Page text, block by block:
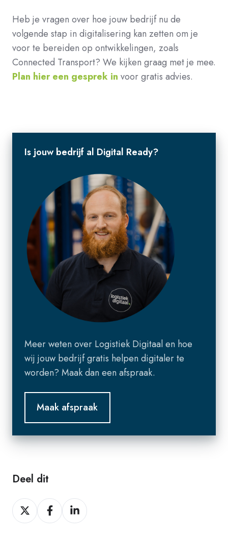
Heb je vragen over hoe jouw bedrijf nu de
volgende stap in digitalisering kan zetten om je
voor te bereiden op ontwikkelingen, zoals
Connected Transport? We kijken graag met je mee.
Plan hier een gesprek in voor gratis advies.
Is jouw bedrijf al Digital Ready?
Meer weten over Logistiek Digitaal en hoe
wij jouw bedrijf gratis helpen digitaler te
worden? Maak dan een afspraak.
Deel dit
Deel
op
Deel
op
Deel
op